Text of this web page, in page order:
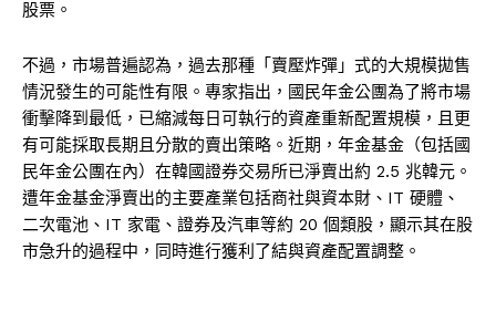
股票。
不過，市場普遍認為，過去那種「賣壓炸彈」式的大規模拋售
情況發生的可能性有限。專家指出，國民年金公團為了將市場
衝擊降到最低，已縮減每日可執行的資產重新配置規模，且更
有可能採取長期且分散的賣出策略。近期，年金基金（包括國
民年金公團在內）在韓國證券交易所已淨賣出約 2.5 兆韓元。
遭年金基金淨賣出的主要產業包括商社與資本財、IT 硬體、
二次電池、IT 家電、證券及汽車等約 20 個類股，顯示其在股
市急升的過程中，同時進行獲利了結與資產配置調整。